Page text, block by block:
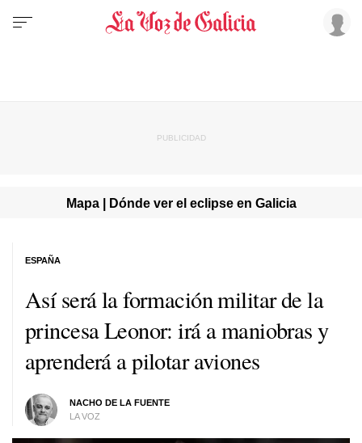
Mapa | Dónde ver el eclipse en Galicia
Así será la formación militar de la
princesa Leonor: irá a maniobras y
aprenderá a pilotar aviones
NACHO DE LA FUENTE
LA VOZ
ESPAÑA